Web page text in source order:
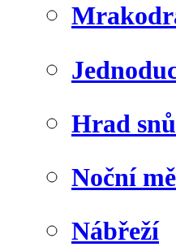
Hrad
Noční
Nábřeží